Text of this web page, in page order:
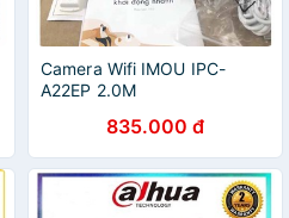
Camera Wifi IMOU IPC-
A22EP 2.0M
835.000 đ